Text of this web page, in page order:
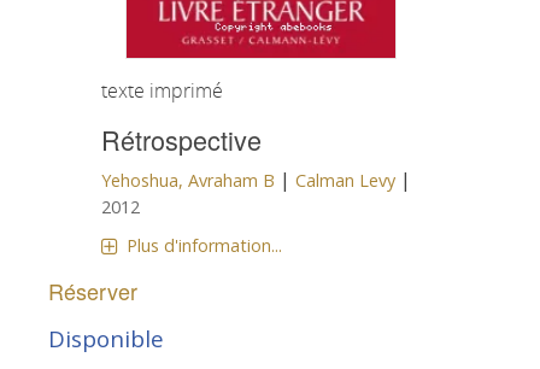
texte imprimé
Rétrospective
Yehoshua, Avraham B |Calman Levy |
2012
Plus d'information...
Réserver
Disponible